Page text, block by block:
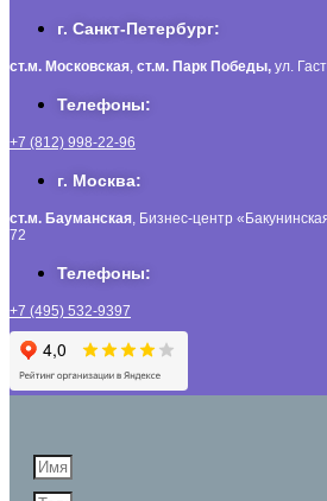
г. Санкт-Петербург:
ст.м. Московская, ст.м. Парк Победы, ул.
Телефоны:
+7 (812) 998-22-96
г. Москва:
ст.м. Бауманская, Бизнес-центр
72
Телефоны:
+7 (495) 532-9397